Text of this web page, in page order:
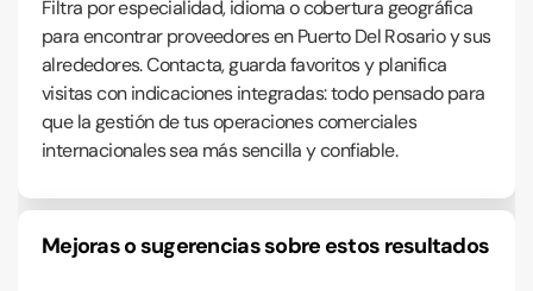
Filtra por especialidad, idioma o cobertura geográfica
para encontrar proveedores en Puerto Del Rosario y sus
alrededores. Contacta, guarda favoritos y planifica
visitas con indicaciones integradas: todo pensado para
que la gestión de tus operaciones comerciales
internacionales sea más sencilla y confiable.
Mejoras o sugerencias sobre estos resultados